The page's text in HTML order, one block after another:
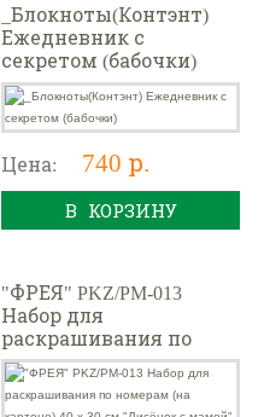
_Блокноты(Контэнт)
Ежедневник с
секретом (бабочки)
Цена: 740 р.
В КОРЗИНУ
"ФРЕЯ" PKZ/PM-013
Набор для
раскрашивания по
номерам (на картоне)
40 х 30 см "Лисёнок с
мамой"